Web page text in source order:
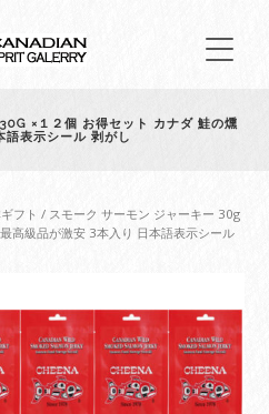
×１２個 お得セット カナダ 鮭の燻
表示シール 剥がし
フト / スモーク サーモン ジャーキー 30g
高級品が激安 3本入り 日本語表示シール